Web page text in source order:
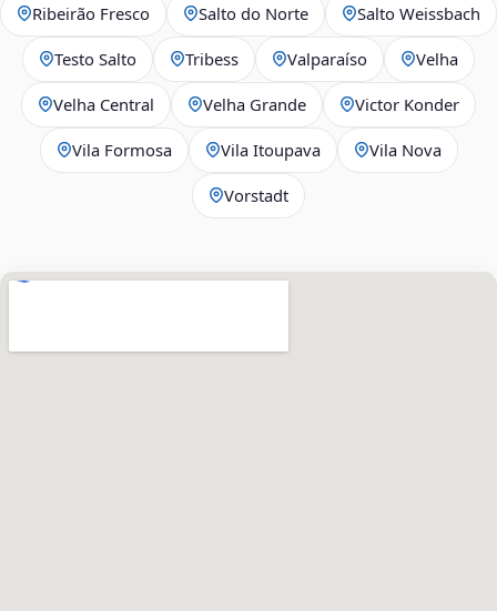
Ribeirão Fresco Salto do Norte Salto Weissbach
Testo Salto Tribess Valparaíso Velha
Velha Central Velha Grande Victor Konder
Vila Formosa Vila Itoupava Vila Nova
Vorstadt